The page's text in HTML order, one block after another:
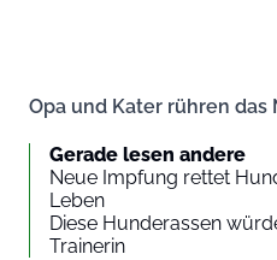
Opa und Kater rühren das
Gerade lesen andere
Neue Impfung rettet
Leben
Diese Hunderassen
Trainerin